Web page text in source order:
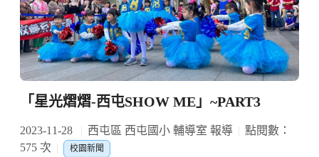
「星光熠熠-西屯SHOW ME」~PART3
2023-11-28 西屯區 西屯國小 輔導室 報導
點閱數：
575 次
校園新聞